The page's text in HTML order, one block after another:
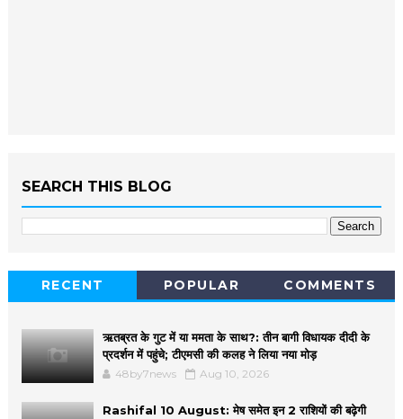
SEARCH THIS BLOG
RECENT POPULAR COMMENTS
ऋतब्रत के गुट में या ममता के साथ?: तीन बागी विधायक दीदी के
प्रदर्शन में पहुंचे; टीएमसी की कलह ने लिया नया मोड़
48by7news Aug 10, 2026
Rashifal 10 August: मेष समेत इन 2 राशियों की बढ़ेगी